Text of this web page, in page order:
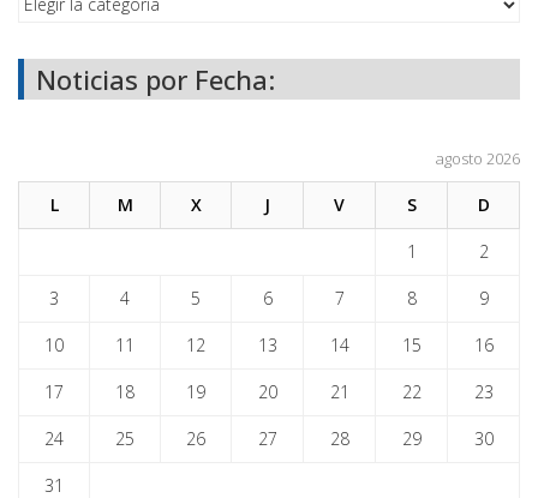
Noticias por Fecha:
agosto 2026
L M X J V S D
1 2
3 4 5 6 7 8 9
10 11 12 13 14 15 16
17 18 19 20 21 22 23
24 25 26 27 28 29 30
31